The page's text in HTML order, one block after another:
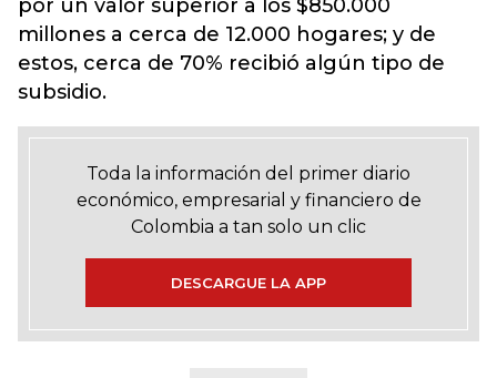
por un valor superior a los $850.000
millones a cerca de 12.000 hogares; y de
estos, cerca de 70% recibió algún tipo de
subsidio.
Toda la información del primer diario
económico, empresarial y financiero de
Colombia a tan solo un clic
DESCARGUE LA APP